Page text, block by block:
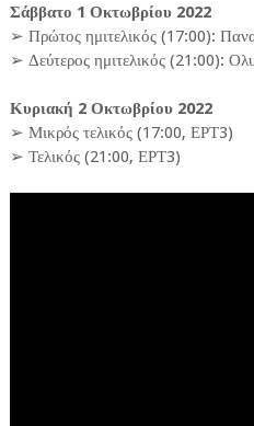
Σάββατο 1 Οκτωβρίου 2022
➢ Πρώτος ημιτελικός (17:00):
➢ Δεύτερος ημιτελικός (21:00):
Κυριακή 2 Οκτωβρίου 2022
➢ Μικρός τελικός (17:00, ΕΡΤ3)
➢ Τελικός (21:00, ΕΡΤ3)